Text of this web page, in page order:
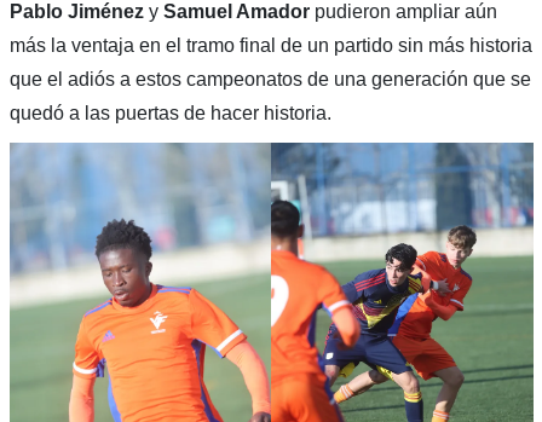
Pablo JiménezySamuel Amadorpudieron ampliar aún
más la ventaja en el tramo final de un partido sin más historia
que el adiós a estos campeonatos de una generación que se
quedó a las puertas de hacer historia.